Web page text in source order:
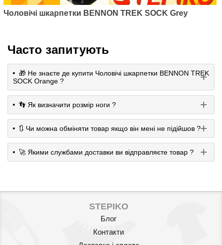
Чоловічі шкарпетки BENNON TREK SOCK Grey
Часто запитують
🎁 Не знаєте де купити Чоловічі шкарпетки BENNON TREK
SOCK Orange ?
👣 Як визначити розмір ноги ?
🔃 Чи можна обміняти товар якщо він мені не підійшов ?
🚀 Якими службами доставки ви відправляєте товар ?
STEPIKO
Блог
Контакти